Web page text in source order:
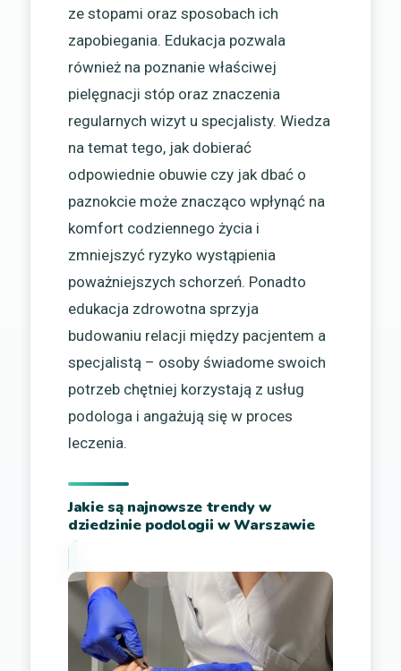
ze stopami oraz sposobach ich
zapobiegania. Edukacja pozwala
również na poznanie właściwej
pielęgnacji stóp oraz znaczenia
regularnych wizyt u specjalisty. Wiedza
na temat tego, jak dobierać
odpowiednie obuwie czy jak dbać o
paznokcie może znacząco wpłynąć na
komfort codziennego życia i
zmniejszyć ryzyko wystąpienia
poważniejszych schorzeń. Ponadto
edukacja zdrowotna sprzyja
budowaniu relacji między pacjentem a
specjalistą – osoby świadome swoich
potrzeb chętniej korzystają z usług
podologa i angażują się w proces
leczenia.
Jakie są najnowsze trendy w
dziedzinie podologii w Warszawie